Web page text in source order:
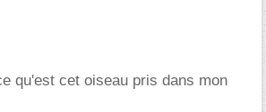
qu'est cet oiseau pris dans mon